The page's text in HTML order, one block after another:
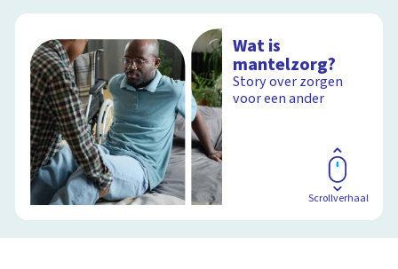
Wat is
mantelzorg?
Story over zorgen
voor een ander
Scrollverhaal